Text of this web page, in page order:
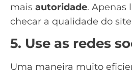
mais autoridade. Apenas
checar a qualidade do
5. Use as redes
Uma maneira muito